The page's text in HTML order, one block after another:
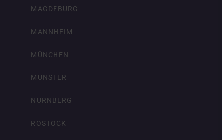
MAGDEBURG
MANNHEIM
MÜNCHEN
MÜNSTER
NÜRNBERG
ROSTOCK